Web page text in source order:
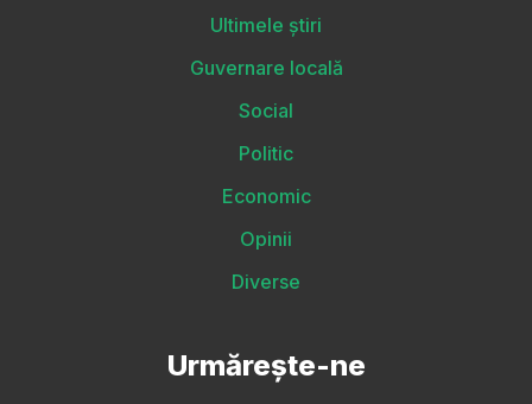
Ultimele știri
Guvernare locală
Social
Politic
Economic
Opinii
Diverse
Urmărește-ne